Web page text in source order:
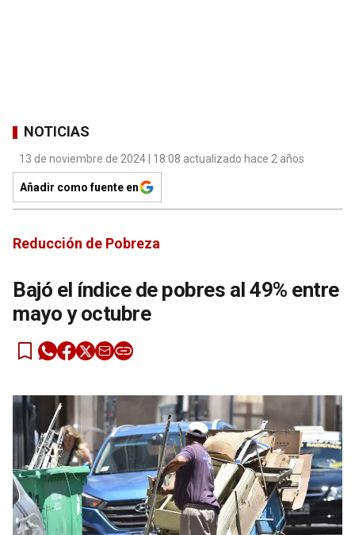
NOTICIAS
13 de noviembre de 2024 | 18:08 actualizado hace 2 años
Añadir como fuente en
Reducción de Pobreza
Bajó el índice de pobres al 49% entre
mayo y octubre